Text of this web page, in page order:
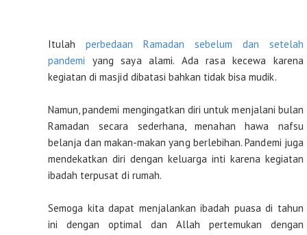
Itulah perbedaan Ramadan sebelum dan setelah
pandemi yang saya alami. Ada rasa kecewa karena
kegiatan di masjid dibatasi bahkan tidak bisa mudik.
Namun, pandemi mengingatkan diri untuk menjalani bulan
Ramadan secara sederhana, menahan hawa nafsu
belanja dan makan-makan yang berlebihan. Pandemi juga
mendekatkan diri dengan keluarga inti karena kegiatan
ibadah terpusat di rumah.
Semoga kita dapat menjalankan ibadah puasa di tahun
ini dengan optimal dan Allah pertemukan dengan